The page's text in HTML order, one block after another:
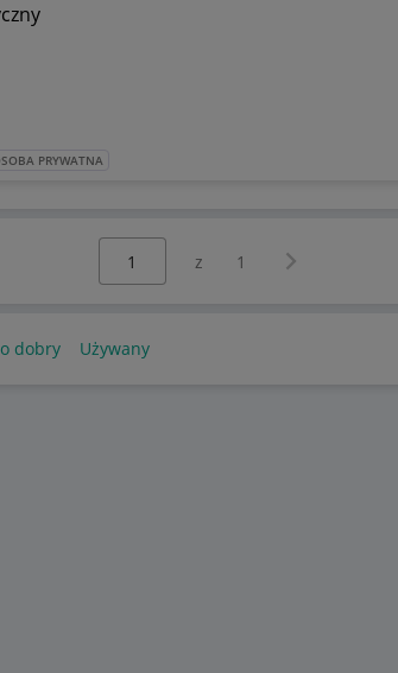
PRYWATNA
z 1 Następna strona
dobry Używany